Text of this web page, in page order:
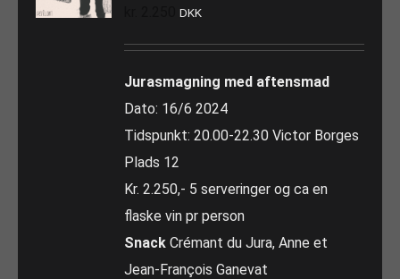
DKK
Jurasmagning med aftensmad
Dato: 16/6 2024
Tidspunkt: 20.00-22.30 Victor Borges
Plads 12
Kr. 2.250,- 5 serveringer og ca en
flaske vin pr person
SnackCrémant du Jura, Anne et
Jean-François Ganevat